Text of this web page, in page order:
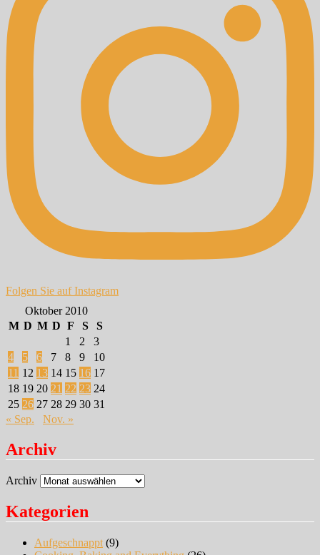
Folgen Sie auf Instagram
Oktober 2010
M D M D F S
S
1
2
3
4
5 6 7 8 9
10
11 12 13 14 15 16 17
18 19 20 21 22 23 24
25 26 27 28 29 30 31
« Sep.
Nov. »
Archiv
Archiv
Kategorien
Aufgeschnappt (9)